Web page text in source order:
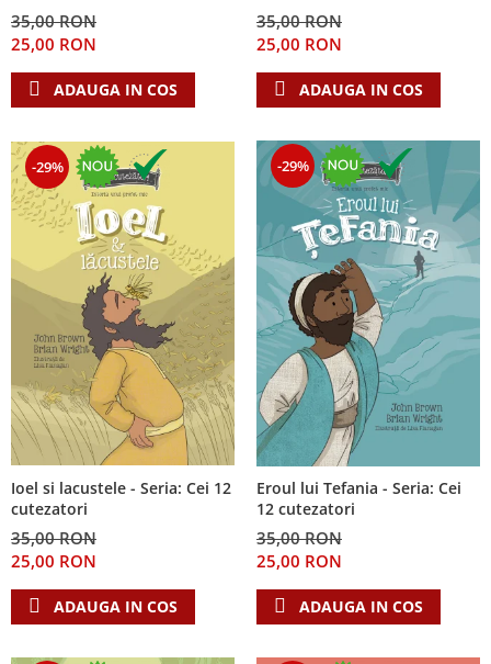
Dezvoltare personala
Mediu
35,00 RON
25,00 RON
ADAUGA IN COS
35,00 RON
25,00 RON
ADAUGA IN COS
-29%
Ioel si lacustele - Seria: Cei 12
cutezatori
35,00 RON
25,00 RON
ADAUGA IN COS
-29%
Eroul lui Tefania - Seria: Cei
12 cutezatori
35,00 RON
25,00 RON
ADAUGA IN COS